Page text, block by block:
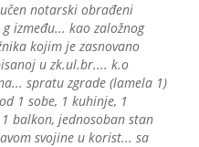
notarski obrađeni
između... kao založnog
kojim je zasnovano
u zk.ul.br.... k.o
spratu zgrade (lamela 1)
1 sobe, 1 kuhinje, 1
balkon, jednosoban stan
svojine u korist... sa